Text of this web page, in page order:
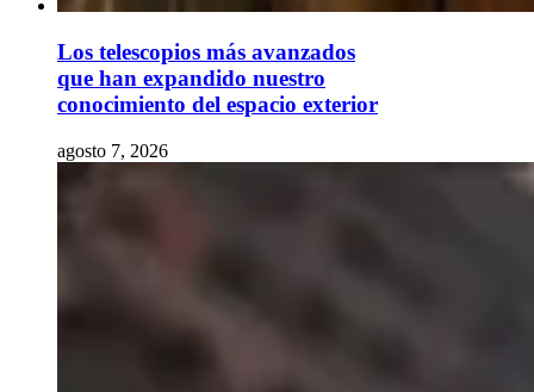
Los telescopios más avanzados
que han expandido nuestro
conocimiento del espacio exterior
agosto 7, 2026